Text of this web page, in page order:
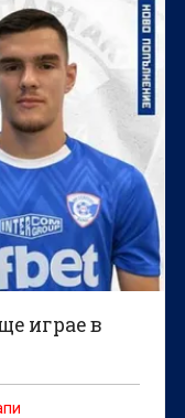
играе в